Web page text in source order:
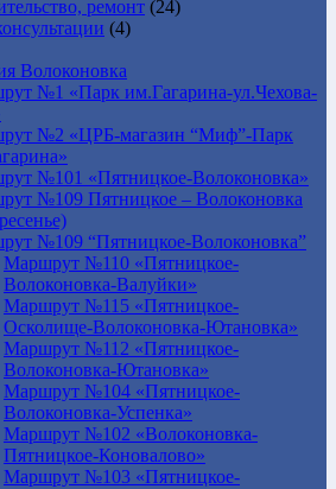
ремонт (24)
(4)
Волоконовка
№1 «Парк им.Гагарина-ул.Чехова-
№2 «ЦРБ-магазин “Миф”-Парк
№101 «Пятницкое-Волоконовка»
№109 Пятницкое – Волоконовка
№109 “Пятницкое-Волоконовка”
Маршрут №110 «Пятницкое-
Волоконовка-Валуйки»
Маршрут №115 «Пятницкое-
Осколище-Волоконовка-Ютановка»
Маршрут №112 «Пятницкое-
Волоконовка-Ютановка»
Маршрут №104 «Пятницкое-
Волоконовка-Успенка»
Маршрут №102 «Волоконовка-
Пятницкое-Коновалово»
Маршрут №103 «Пятницкое-